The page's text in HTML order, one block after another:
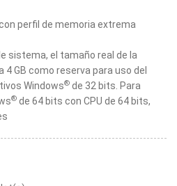
perfil de memoria extrema
sistema, el tamaño real de la
GB como reserva para uso del
Windows® de 32 bits. Para
® de 64 bits con CPU de 64 bits,